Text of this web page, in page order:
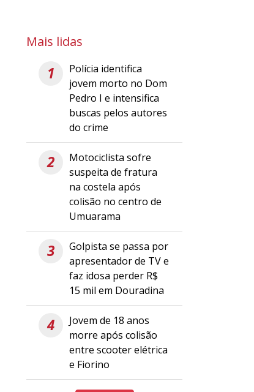
Mais lidas
1
Polícia identifica
jovem morto no Dom
Pedro I e intensifica
buscas pelos autores
do crime
2
Motociclista sofre
suspeita de fratura
na costela após
colisão no centro de
Umuarama
3
Golpista se passa por
apresentador de TV e
faz idosa perder R$
15 mil em Douradina
4
Jovem de 18 anos
morre após colisão
entre scooter elétrica
e Fiorino